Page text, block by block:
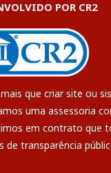
POR CR2
que criar site ou
uma assessoria
em contrato que
de transparência